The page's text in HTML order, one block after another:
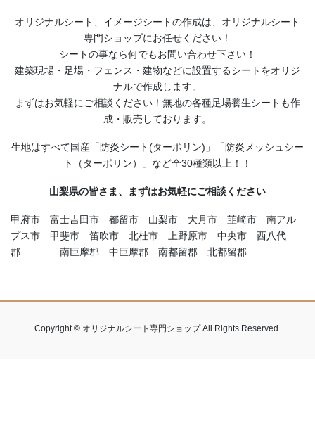
オリジナルシート、イメージシートの作成は、オリジナルシート
専門ショップにお任せください！
シートの事なら何でもお問い合わせ下さい！
建築現場・足場・フェンス・建物などに設置するシートをオリジ
ナルで作成します。
まずはお気軽にご相談ください！無地の各種足場養生シートも作
成・販売しております。
生地はすべて国産「防炎シート(ターポリン)」「防炎メッシュシー
ト（ターポリン）」など全30種類以上！！
山梨県の皆さま、まずはお気軽にご相談ください
甲府市 富士吉田市 都留市 山梨市 大月市 韮崎市 南アル
プス市 甲斐市 笛吹市 北杜市 上野原市 中央市 西八代
郡 南巨摩郡 中巨摩郡 南都留郡 北都留郡
Copyright © オリジナルシート専門ショップ All Rights Reserved.